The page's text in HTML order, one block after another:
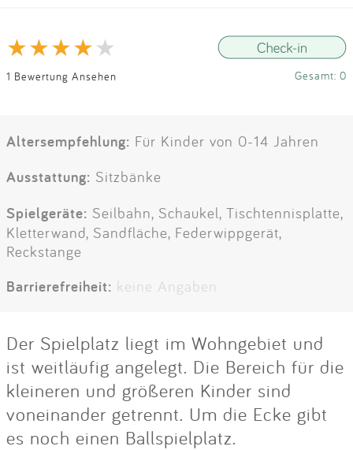
1 Bewertung Ansehen Gesamt: 0
Altersempfehlung: Für Kinder von 0-14 Jahren
Ausstattung: Sitzbänke
Spielgeräte: Seilbahn, Schaukel, Tischtennisplatte,
Kletterwand, Sandfläche, Federwippgerät,
Reckstange
Barrierefreiheit: keine Angaben
Der Spielplatz liegt im Wohngebiet und
ist weitläufig angelegt. Die Bereich für die
kleineren und größeren Kinder sind
voneinander getrennt. Um die Ecke gibt
es noch einen Ballspielplatz.